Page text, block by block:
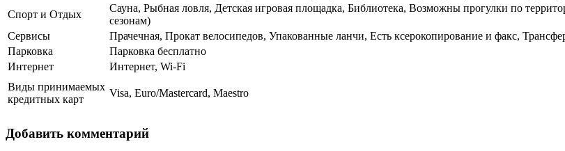
Спорт и Отдых
Сауна, Рыбная ловля, Детская игровая площадка, Библиотека, Возможны прогулки по
сезонам)
Сервисы
Прачечная, Прокат велосипедов, Упакованные ланчи, Есть ксерокопирование и факс,
Парковка
Парковка бесплатно
Интернет
Интернет, Wi-Fi
Виды принимаемых
кредитных карт
Visa, Euro/Mastercard, Maestro
Добавить комментарий